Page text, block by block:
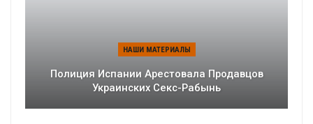
НАШИ МАТЕРИАЛЫ
Полиция Испании Арестовала Продавцов
Украинских Секс-Рабынь